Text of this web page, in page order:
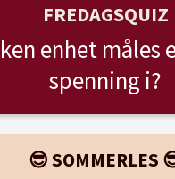
FREDAGSQUIZ
enhet måles
spenning i?
😎 SOMMERLES